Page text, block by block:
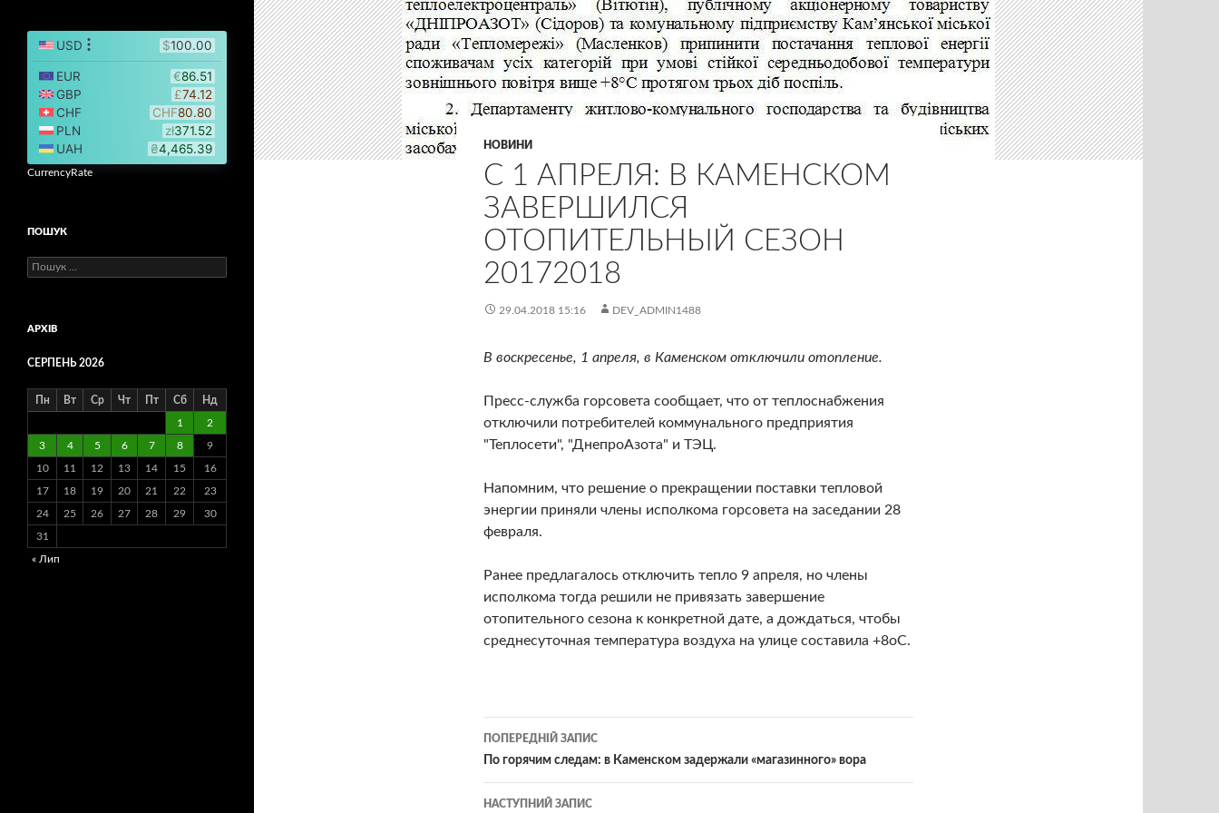
НОВИНИ
С 1 АПРЕЛЯ: В КАМЕНСКОМ
ЗАВЕРШИЛСЯ
ОТОПИТЕЛЬНЫЙ СЕЗОН
20172018
29.04.2018 15:16 DEV_ADMIN1488
В воскресенье, 1 апреля, в Каменском отключили отопление.
Пресс-служба горсовета сообщает, что от теплоснабжения
отключили потребителей коммунального предприятия
"Теплосети", "ДнепроАзота" и ТЭЦ.
Напомним, что решение о прекращении поставки тепловой
энергии приняли члены исполкома горсовета на заседании 28
февраля.
Ранее предлагалось отключить тепло 9 апреля, но члены
исполкома тогда решили не привязать завершение
отопительного сезона к конкретной дате, а дождаться, чтобы
среднесуточная температура воздуха на улице составила +8оС.
Навігація
по
записам
ПОПЕРЕДНІЙ ЗАПИС
По горячим следам: в Каменском задержали «магазинного» вора
НАСТУПНИЙ ЗАПИС
CurrencyRate
ПОШУК
Пошук:
АРХІВ
СЕРПЕНЬ 2026
Пн Вт Ср Чт Пт Сб Нд
1 2
3 4 5 6 7 8 9
10 11 12 13 14 15 16
17 18 19 20 21 22 23
24 25 26 27 28 29 30
31
« Лип